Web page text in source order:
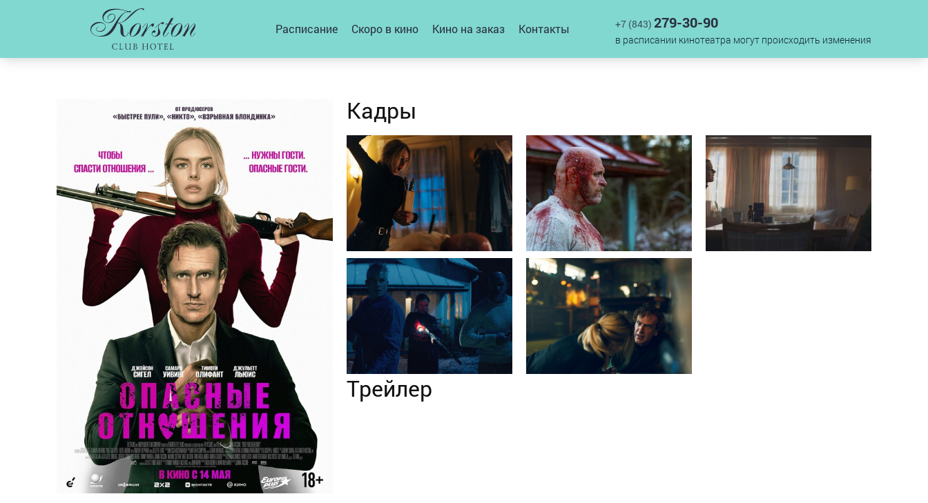
Расписание Скоро в кино Кино на заказ Контакты +7 (843) 279-30-90
в расписании кинотеатра могут происходить изменения
Кадры
Трейлер